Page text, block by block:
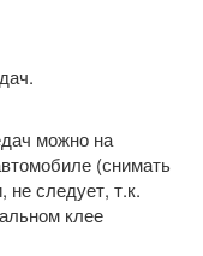
можно на
(снимать
не следует, т.к.
клее